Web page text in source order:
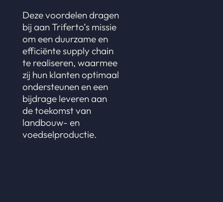
Deze voordelen dragen
bij aan Triferto’s missie
om een duurzame en
efficiënte supply chain
te realiseren, waarmee
zij hun klanten optimaal
ondersteunen en een
bijdrage leveren aan
de toekomst van
landbouw- en
voedselproductie.